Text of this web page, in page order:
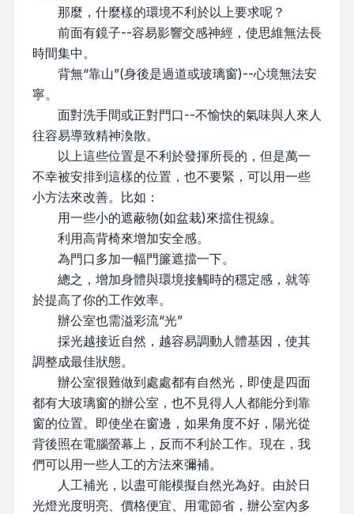
那麼，什麼樣的環境不利於以上要求呢？
前面有鏡子--容易影響交感神經，使思維無法長
時間集中。
背無“靠山”(身後是過道或玻璃窗)--心境無法安
寧。
面對洗手間或正對門口--不愉快的氣味與人來人
往容易導致精神渙散。
以上這些位置是不利於發揮所長的，但是萬一
不幸被安排到這樣的位置，也不要緊，可以用一些
小方法來改善。比如：
用一些小的遮蔽物(如盆栽)來擋住視線。
利用高背椅來增加安全感。
為門口多加一幅門簾遮擋一下。
總之，增加身體與環境接觸時的穩定感，就等
於提高了你的工作效率。
辦公室也需溢彩流“光”
採光越接近自然，越容易調動人體基因，使其
調整成最佳狀態。
辦公室很難做到處處都有自然光，即使是四面
都有大玻璃窗的辦公室，也不見得人人都能分到靠
窗的位置。即使坐在窗邊，如果角度不好，陽光從
背後照在電腦螢幕上，反而不利於工作。現在，我
們可以用一些人工的方法來彌補。
人工補光，以盡可能模擬自然光為好。由於日
光燈光度明亮、價格便宜、用電節省，辦公室內多